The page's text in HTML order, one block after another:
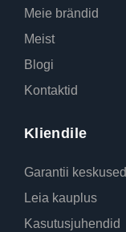
Meie brändid
Meist
Blogi
Kontaktid
Kliendile
Garantii keskused
Leia kauplus
Kasutusjuhendid